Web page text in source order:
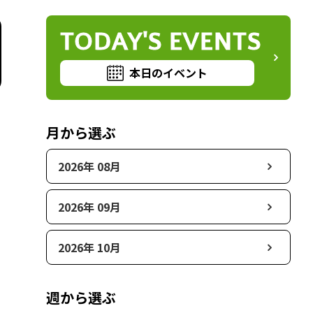
TODAY'S EVENTS
本日のイベント
月から選ぶ
2026年 08月
2026年 09月
2026年 10月
週から選ぶ